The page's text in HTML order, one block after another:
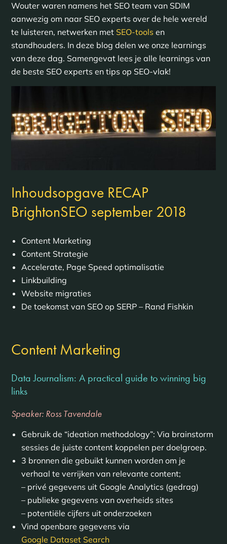
Wouter waren namens het SEO team van SDIM
aanwezig om naar SEO experts over de hele wereld
te luisteren, netwerken met SEO-tools en
standhouders. In deze blog delen we onze learnings
van deze dag. Samengevat lees je alle learnings van
de beste SEO experts en tips op SEO-vlak!
Inhoudsopgave RECAP
BrightonSEO september 2018
Content Marketing
Content Strategie
Accelerate, Page Speed optimalisatie
Linkbuilding
Website migraties
De toekomst van SEO op SERP – Rand Fishkin
Content Marketing
Data Journalism: A practical guide to winning big
links
Speaker: Ross Tavendale
Gebruik de “ideation methodology”: Via brainstorm
sessies de juiste content koppelen per doelgroep.
3 bronnen die gebuikt kunnen worden om je
verhaal te verrijken van relevante content;
– privé gegevens uit Google Analytics (gedrag)
– publieke gegevens van overheids sites
– potentiële cijfers uit onderzoeken
Vind openbare gegevens via
Google Dataset Search